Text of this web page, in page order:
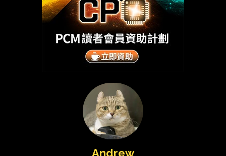
Andrew